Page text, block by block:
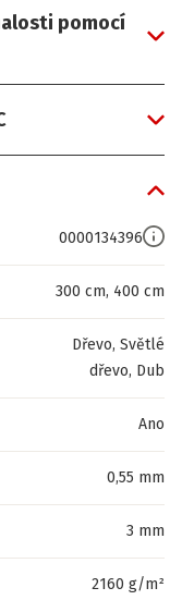
pomocí
0000134396
300 cm, 400 cm
Dřevo, Světlé
dřevo, Dub
Ano
0,55 mm
3 mm
2160 g/m²